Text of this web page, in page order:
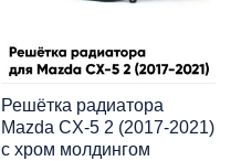
Решётка радиатора
Mazda CX-5 2 (2017-2021)
с хром молдингом